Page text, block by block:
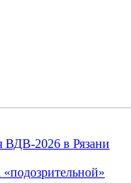
ВДВ-2026 в Рязани